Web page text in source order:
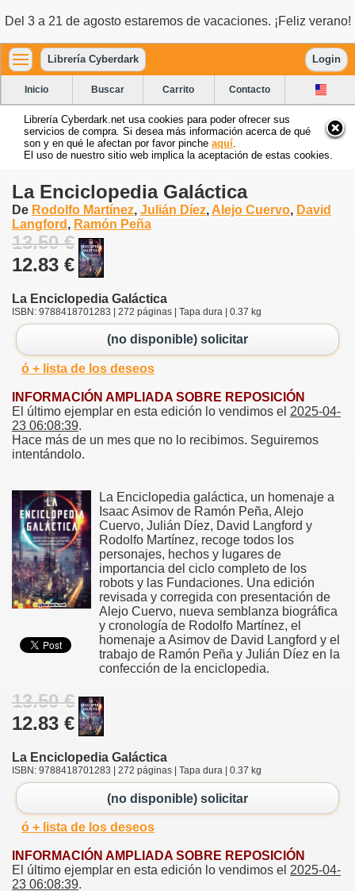
Del 3 a 21 de agosto estaremos de vacaciones. ¡Feliz verano!
Librería Cyberdark Login
Inicio Buscar Carrito Contacto
Librería Cyberdark.net usa cookies para poder ofrecer sus
servicios de compra. Si desea más información acerca de qué
son y en qué le afectan por favor pinche aquí
El uso de nuestro sitio web implica la aceptación de estas cookies.
La Enciclopedia Galáctica
De Rodolfo Martínez, Julián Díez, Alejo Cuervo, David
Langford , Ramón Peña
13.50 €
12.83 €
La Enciclopedia Galáctica
ISBN: 9788418701283 | 272 páginas | Tapa dura | 0.37 kg
(no disponible) solicitar
ó + lista de los deseos
INFORMACIÓN AMPLIADA SOBRE REPOSICIÓN
El último ejemplar en esta edición lo vendimos el 2025-04-
23 06:08:39.
Hace más de un mes que no lo recibimos. Seguiremos
intentándolo.
La Enciclopedia galáctica, un homenaje a
Isaac Asimov de Ramón Peña, Alejo
Cuervo, Julián Díez, David Langford y
Rodolfo Martínez, recoge todos los
personajes, hechos y lugares de
importancia del ciclo completo de los
robots y las Fundaciones. Una edición
revisada y corregida con presentación de
Alejo Cuervo, nueva semblanza biográfica
y cronología de Rodolfo Martínez, el
homenaje a Asimov de David Langford y el
trabajo de Ramón Peña y Julián Díez en la
confección de la enciclopedia.
13.50 €
12.83 €
La Enciclopedia Galáctica
ISBN: 9788418701283 | 272 páginas | Tapa dura | 0.37 kg
(no disponible) solicitar
ó + lista de los deseos
INFORMACIÓN AMPLIADA SOBRE REPOSICIÓN
El último ejemplar en esta edición lo vendimos el 2025-04-
23 06:08:39.